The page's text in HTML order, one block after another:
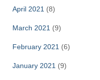
April 2021 (8)
March 2021 (9)
February 2021 (6)
January 2021 (9)